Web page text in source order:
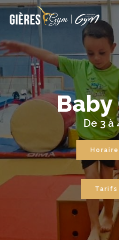
Skip
to
main
content
Baby
De 3 à
Tarifs